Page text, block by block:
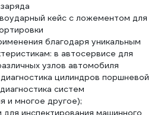
кейс с ложементом для
благодаря уникальным
в автосервисе для
узлов автомобиля
цилиндров поршневой
систем
и многое другое);
инспектирования машинного